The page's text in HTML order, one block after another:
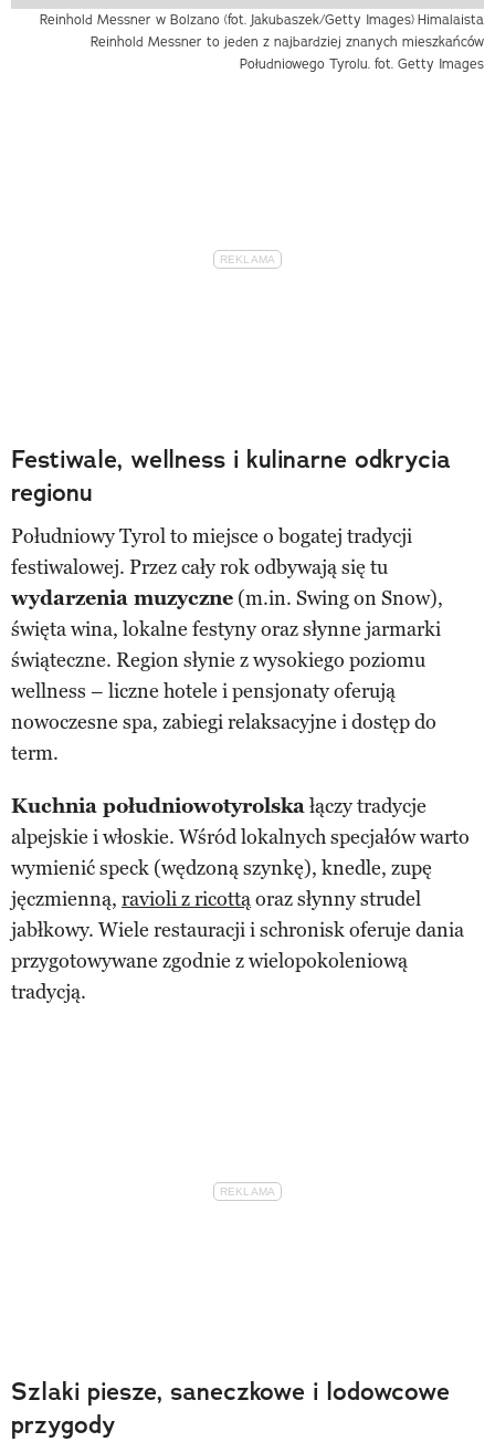
Reinhold Messner w Bolzano (fot. Jakubaszek/Getty Images) Himalaista
Reinhold Messner to jeden z najbardziej znanych mieszkańców
Południowego Tyrolu. fot. Getty Images
Festiwale, wellness i kulinarne odkrycia
regionu
Południowy Tyrol to miejsce o bogatej tradycji
festiwalowej. Przez cały rok odbywają się tu
wydarzenia muzyczne (m.in. Swing on Snow),
święta wina, lokalne festyny oraz słynne jarmarki
świąteczne. Region słynie z wysokiego poziomu
wellness – liczne hotele i pensjonaty oferują
nowoczesne spa, zabiegi relaksacyjne i dostęp do
term.
Kuchnia południowotyrolskałączy tradycje
alpejskie i włoskie. Wśród lokalnych specjałów warto
wymienić speck (wędzoną szynkę), knedle, zupę
jęczmienną, ravioli z ricottąoraz słynny strudel
jabłkowy. Wiele restauracji i schronisk oferuje dania
przygotowywane zgodnie z wielopokoleniową
tradycją.
Szlaki piesze, saneczkowe i lodowcowe
przygody